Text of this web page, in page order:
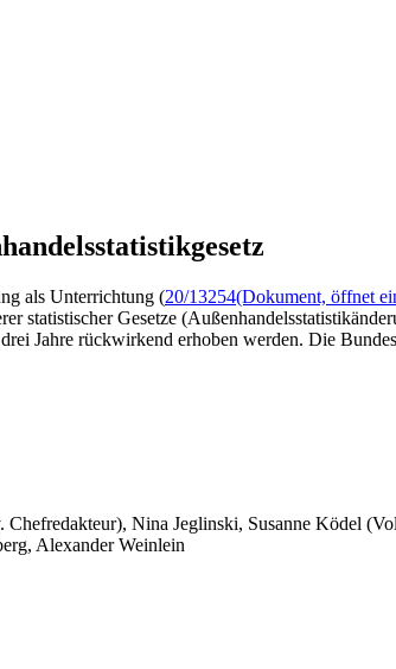
als Unterrichtung (20/13254(Dokument, öffnet
statistischer Gesetze
Jahre rückwirkend erhoben werden. Die
Nina Jeglinski, Susanne Ködel
Alexander Weinlein